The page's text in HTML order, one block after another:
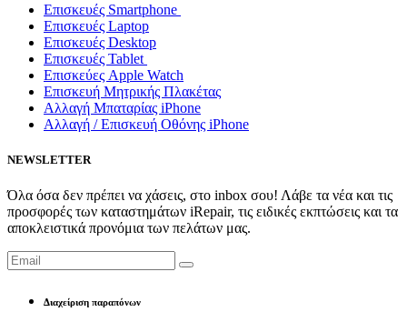
Επισκευές Smartphone
Επισκευές Laptop
Επισκευές Desktop
Επισκευές Tablet
Επισκεύες Apple Watch
Επισκευή Μητρικής Πλακέτας
Αλλαγή Μπαταρίας iPhone
Αλλαγή / Επισκευή Οθόνης iPhone
NEWSLETTER
Όλα όσα δεν πρέπει να χάσεις, στο inbox σου! Λάβε τα νέα και τις
προσφορές των καταστημάτων iRepair, τις ειδικές εκπτώσεις και τα
αποκλειστικά προνόμια των πελάτων μας.
Διαχείριση παραπόνων